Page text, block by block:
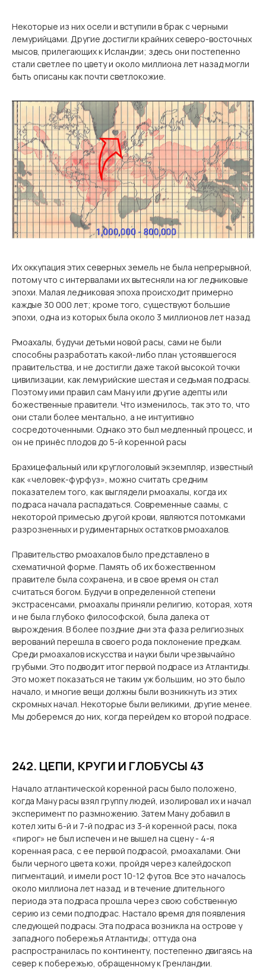
Некоторые из них осели и вступили в брак с черными
лемурийцами. Другие достигли крайних северо-восточных
мысов, прилегающих к Исландии; здесь они постепенно
стали светлее по цвету и около миллиона лет назад могли
быть описаны как почти светлокожие.
Их оккупация этих северных земель не была непрерывной,
потому что с интервалами их вытесняли на юг ледниковые
эпохи. Малая ледниковая эпоха происходит примерно
каждые 30 000 лет; кроме того, существуют большие
эпохи, одна из которых была около 3 миллионов лет назад.
Рмоахалы, будучи детьми новой расы, сами не были
способны разработать какой-либо план устоявшегося
правительства, и не достигли даже такой высокой точки
цивилизации, как лемурийские шестая и седьмая подрасы.
Поэтому ими правил сам Ману или другие адепты или
божественные правители. Что изменилось, так это то, что
они стали более ментально, а не интуитивно
сосредоточенными. Однако это был медленный процесс, и
он не принёс плодов до 5-й коренной расы
Брахицефальный или круглоголовый экземпляр, известный
как «человек-фурфуз», можно считать средним
показателем того, как выглядели рмоахалы, когда их
подраса начала распадаться. Современные саамы, с
некоторой примесью другой крови, являются потомками
разрозненных и рудиментарных остатков рмоахалов.
Правительство рмоахалов было представлено в
схематичной форме. Память об их божественном
правителе была сохранена, и в свое время он стал
считаться богом. Будучи в определенной степени
экстрасенсами, рмоахалы приняли религию, которая, хотя
и не была глубоко философской, была далека от
вырождения. В более поздние дни эта фаза религиозных
верований перешла в своего рода поклонение предкам.
Среди рмоахалов искусства и науки были чрезвычайно
грубыми. Это подводит итог первой подрасе из Атлантиды.
Это может показаться не таким уж большим, но это было
начало, и многие вещи должны были возникнуть из этих
скромных начал. Некоторые были великими, другие менее.
Мы доберемся до них, когда перейдем ко второй подрасе.
242. ЦЕПИ, КРУГИ И ГЛОБУСЫ 43
Начало атлантической коренной расы было положено,
когда Ману расы взял группу людей, изолировал их и начал
эксперимент по размножению. Затем Ману добавил в
котел хиты 6-й и 7-й подрас из 3-й коренной расы, пока
«пирог» не был испечен и не вышел на сцену - 4-я
коренная раса, с ее первой подрасой, рмоахалами. Они
были черного цвета кожи, пройдя через калейдоскоп
пигментаций, и имели рост 10-12 футов. Все это началось
около миллиона лет назад, и в течение длительного
периода эта подраса прошла через свою собственную
серию из семи подподрас. Настало время для появления
следующей подрасы. Эта подраса возникла на острове у
западного побережья Атлантиды; оттуда она
распространилась по континенту, постепенно двигаясь на
север к побережью, обращенному к Гренландии.